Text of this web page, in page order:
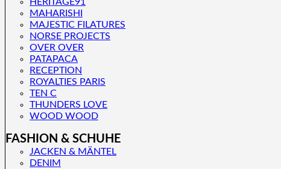
MAHARISHI
MAJESTIC FILATURES
NORSE PROJECTS
OVER OVER
PATAPACA
RECEPTION
ROYALTIES PARIS
TEN C
THUNDERS LOVE
WOOD WOOD
FASHION & SCHUHE
JACKEN & MÄNTEL
DENIM
BEKLEIDUNG
ACCESSOIRES
SALE
Sortierung: